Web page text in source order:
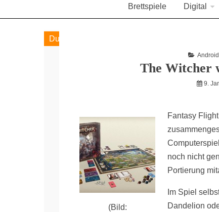
Brettspiele Digital
Du bist hier
Android
The Witcher
9.
(Bild:
Fantasy
noch nicht
Portierung
Im Spiel
Dandelion